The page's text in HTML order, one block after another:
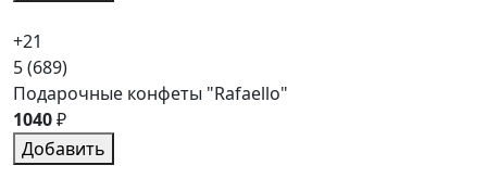
+21
5(689)
Подарочные конфеты "Rafaello"
1040₽
Добавить